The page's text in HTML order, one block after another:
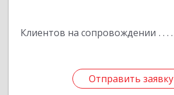
Клиентов на сопровождении
Отправить заявку
Отправить заявку